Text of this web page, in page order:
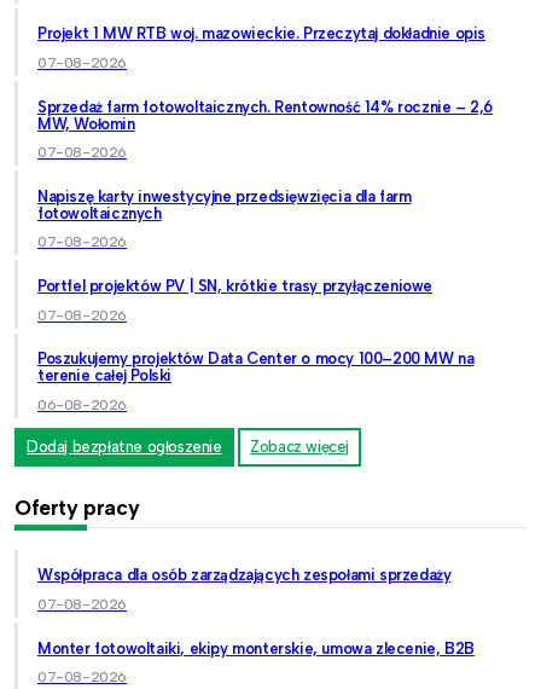
Projekt 1 MW RTB woj. mazowieckie. Przeczytaj dokładnie opis
07-08-2026
Sprzedaż farm fotowoltaicznych. Rentowność 14% rocznie – 2,6
MW, Wołomin
07-08-2026
Napiszę karty inwestycyjne przedsięwzięcia dla farm
fotowoltaicznych
07-08-2026
Portfel projektów PV | SN, krótkie trasy przyłączeniowe
07-08-2026
Poszukujemy projektów Data Center o mocy 100–200 MW na
terenie całej Polski
06-08-2026
Dodaj bezpłatne ogłoszenie Zobacz więcej
Oferty pracy
Współpraca dla osób zarządzających zespołami sprzedaży
07-08-2026
Monter fotowoltaiki, ekipy monterskie, umowa zlecenie, B2B
07-08-2026